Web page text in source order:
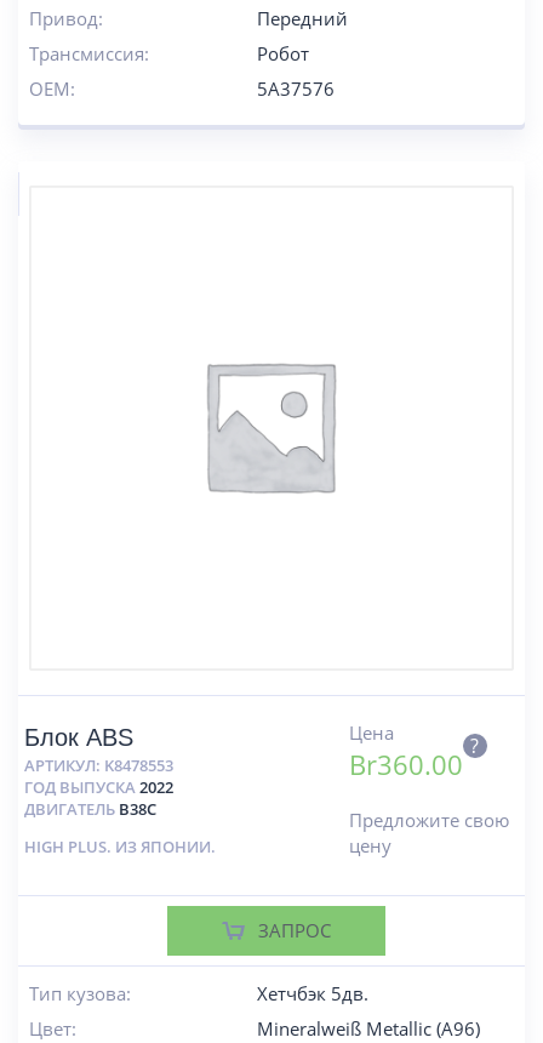
Привод:
Передний
Трансмиссия:
Робот
OEM:
5A37576
Блок ABS
АРТИКУЛ: K8478553
ГОД ВЫПУСКА2022
ДВИГАТЕЛЬ B38C
HIGH PLUS. ИЗ ЯПОНИИ.
Цена
Br360.00
?
Предложите свою
цену
ЗАПРОС
Тип кузова:
Хетчбэк 5дв.
Цвет:
Mineralweiß Metallic (A96)